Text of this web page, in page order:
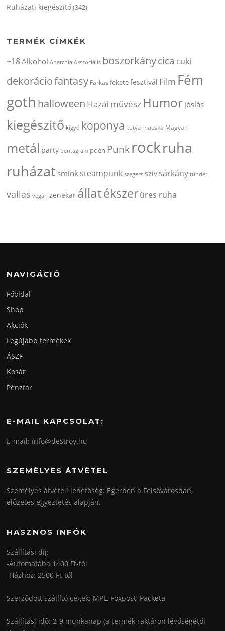
Ruházati kiegészítő(342)
TERMÉK CÍMKÉK
+18Alkohol Anarchia Asszociális boszorkánycica cuki
dekoráciofantasy Farkas feketefesztivál Film Fém
goth halloween Hazai művész Humor jóslás
kiegészitő kigyó koponya kutya macska Magyar
metál party pentagram poén Punkrockruha
ruházat smink steampunk szegecs szív sárkány tündér
vallas vegán zenekar állatékszerüres ruha
NAVIGÁCIÓ
Főoldal
Shop
Akciók
Legújabb termékek
ÁSZF
Kosár
Pénztár
E-MAIL KAPCSOLAT:
E-mail: info@destroy.hu
SZEMÉLYES ÁTVÉTEL
Személyes átvételi lehetőség: Egerben a Felsővárosban,
előzetes egyeztetés alapján.
HASZNOS INFÓK
Szállítási díj:
-Automatába 1400 Ft-tól
-Házhoz: 2500 Ft-tól
Szerződött szállító cégek: MPL, Foxpost, Packeta
Szállítási idő: 2-9 munkanap (a termék raktáron lévőségétől